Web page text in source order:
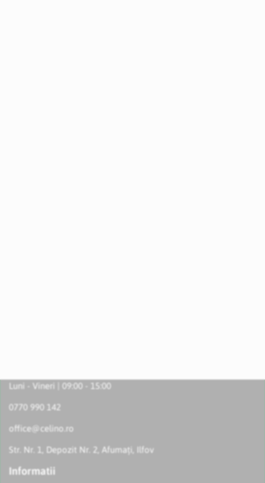
Luni - Vineri | 09:00 - 15:00
0770 990 142
office@celino.ro
Str. Nr. 1, Depozit Nr. 2, Afumați, Ilfov
Informatii